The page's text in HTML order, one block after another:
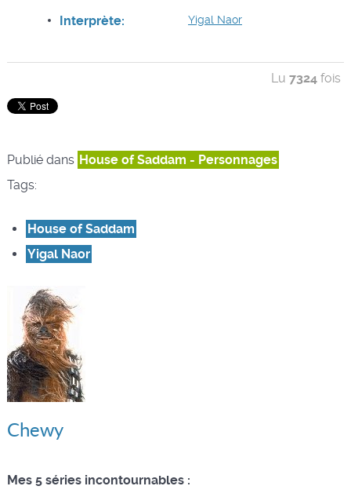
Interprète: Yigal Naor
Lu7324 fois
Publié dans House of Saddam - Personnages
Tags:
House of Saddam
Yigal Naor
Chewy
Mes 5 séries incontournables :